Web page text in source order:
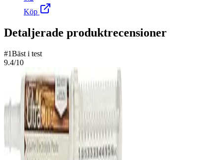
Köp
Detaljerade produktrecensioner
#1Bäst i test
9.4/10